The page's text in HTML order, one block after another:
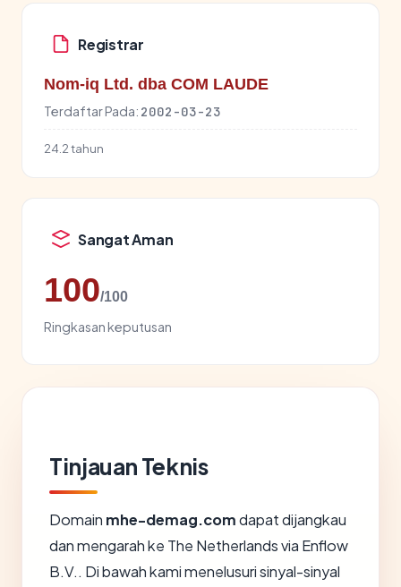
Registrar
Nom-iq Ltd. dba COM LAUDE
Terdaftar Pada: 2002-03-23
24.2 tahun
Sangat Aman
100/100
Ringkasan keputusan
Tinjauan Teknis
Domain mhe-demag.comdapat dijangkau
dan mengarah ke The Netherlands via Enflow
B.V.. Di bawah kami menelusuri sinyal-sinyal